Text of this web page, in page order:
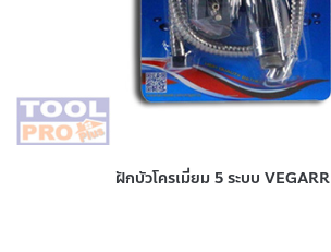
ฝักบัวโครเมี่ยม 5 ระบบ